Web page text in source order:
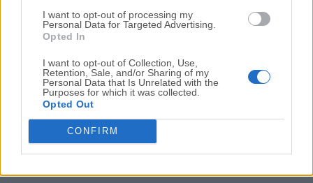
I want to opt-out of processing my
Personal Data for Targeted Advertising.
Opted In
I want to opt-out of Collection, Use,
Retention, Sale, and/or Sharing of my
Personal Data that Is Unrelated with the
Purposes for which it was collected.
Opted Out
CONFIRM
Wise Program Uninstaller 2.5.1
Fecha Publicado: 07 jun.. 2021 (hace 5 años)
1 2